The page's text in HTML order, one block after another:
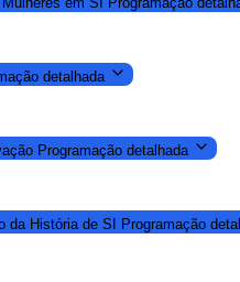
detalhada
Programação detalhada
da História de SI Programação